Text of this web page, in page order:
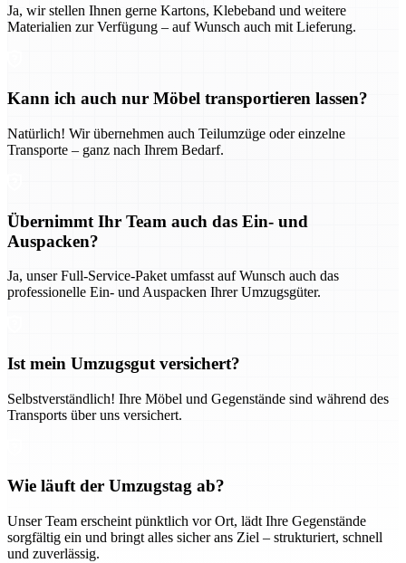
Ja, wir stellen Ihnen gerne Kartons, Klebeband und weitere
Materialien zur Verfügung – auf Wunsch auch mit Lieferung.
Kann ich auch nur Möbel transportieren lassen?
Natürlich! Wir übernehmen auch Teilumzüge oder einzelne
Transporte – ganz nach Ihrem Bedarf.
Übernimmt Ihr Team auch das Ein- und
Auspacken?
Ja, unser Full-Service-Paket umfasst auf Wunsch auch das
professionelle Ein- und Auspacken Ihrer Umzugsgüter.
Ist mein Umzugsgut versichert?
Selbstverständlich! Ihre Möbel und Gegenstände sind während des
Transports über uns versichert.
Wie läuft der Umzugstag ab?
Unser Team erscheint pünktlich vor Ort, lädt Ihre Gegenstände
sorgfältig ein und bringt alles sicher ans Ziel – strukturiert, schnell
und zuverlässig.